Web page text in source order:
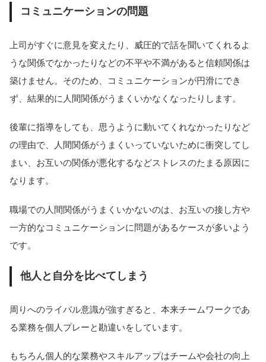
コミュニケーションの問題
上司がすぐに意見を変えたり、威圧的で話を聞いてくれるよ
うな関係でなかったりなどの不平や不満があると信頼関係は
築けません。そのため、コミュニケーションが円滑にでき
ず、結果的に人間関係がうまくいかなくなったりします。
後輩に指導をしても、思うように動いてくれなかったりなど
の理由で、人間関係がうまくいっていないために衝突してし
まい、お互いの関係が悪化するなどストレスのたまる原因に
なります。
職場での人間関係がうまくいかないのは、お互いの接し方や
一方的なコミュニケーションに問題があるケースが多いよう
です。
他人と自分を比べてしまう
周りへのライバル意識が強すぎると、本来チームワークであ
る業務を個人プレーと勘違いをしています。
もちろん個人的な業務やスキルアップはチームや会社の向上